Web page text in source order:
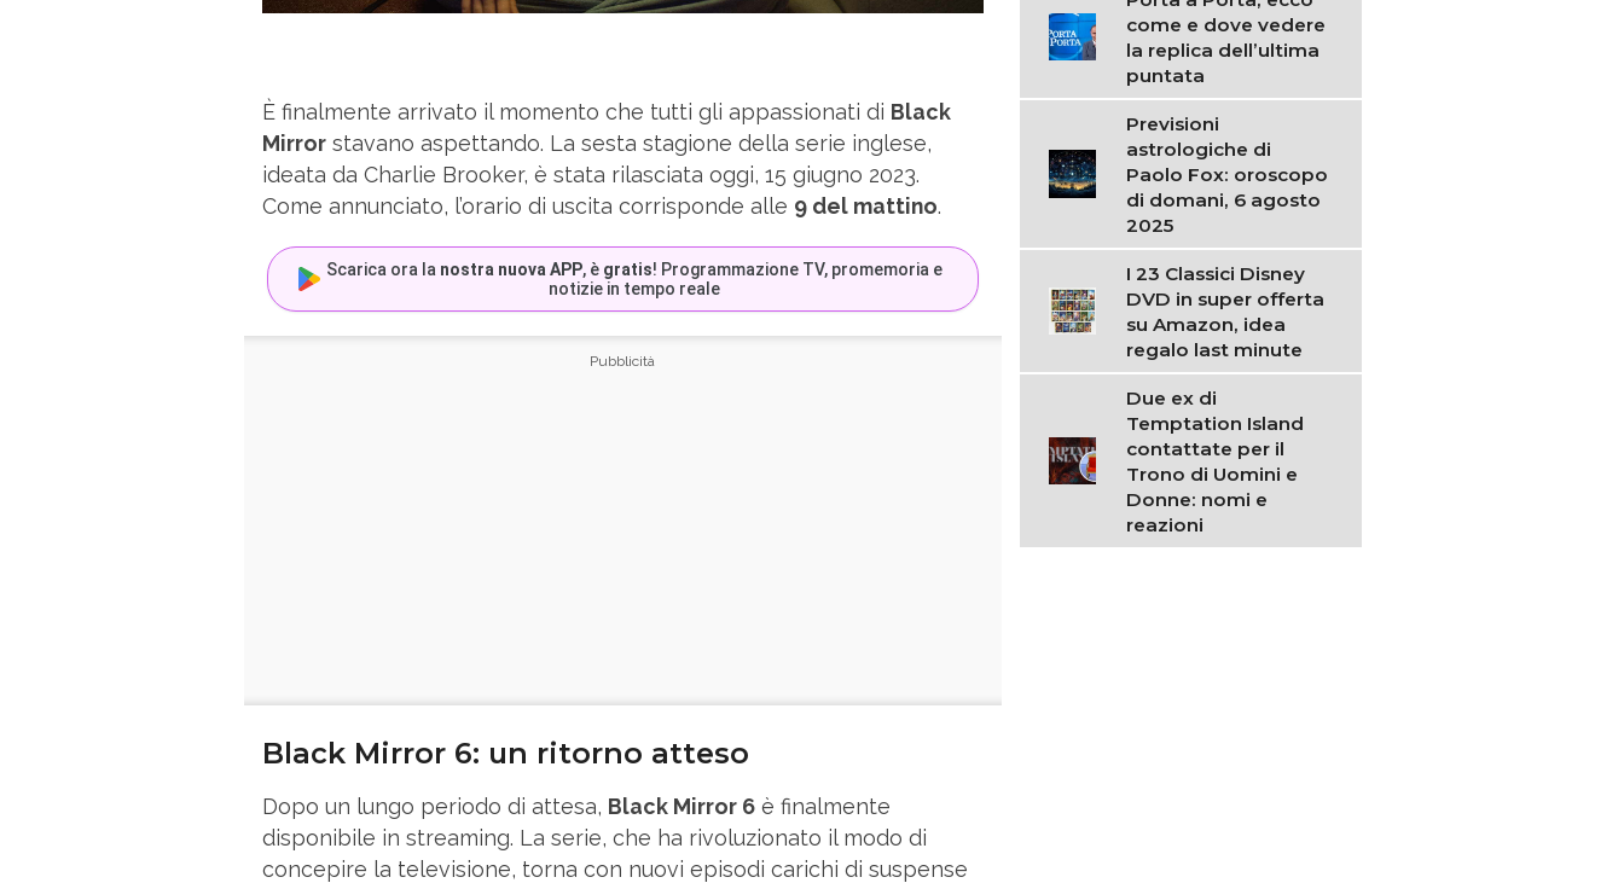
È finalmente arrivato il momento che tutti gli appassionati di Black
Mirror stavano aspettando. La sesta stagione della serie inglese,
ideata da Charlie Brooker, è stata rilasciata oggi, 15 giugno 2023.
Come annunciato, l’orario di uscita corrisponde alle 9 del mattino.
Scarica ora la nostra nuova APP, è gratis! Programmazione TV, promemoria e
notizie in tempo reale
Black Mirror 6: un ritorno atteso
Dopo un lungo periodo di attesa, Black Mirror 6 è finalmente
disponibile in streaming. La serie, che ha rivoluzionato il modo di
concepire la televisione, torna con nuovi episodi carichi di suspense
come e dove vedere
la replica dell’ultima
puntata
Previsioni
astrologiche di
Paolo Fox: oroscopo
di domani, 6 agosto
2025
I 23 Classici Disney
DVD in super offerta
su Amazon, idea
regalo last minute
Due ex di
Temptation Island
contattate per il
Trono di Uomini e
Donne: nomi e
reazioni